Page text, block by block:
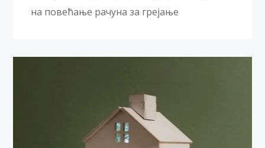
на повећање рачуна за грејање